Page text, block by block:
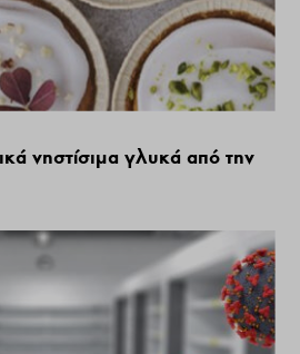
νηστίσιμα γλυκά από την